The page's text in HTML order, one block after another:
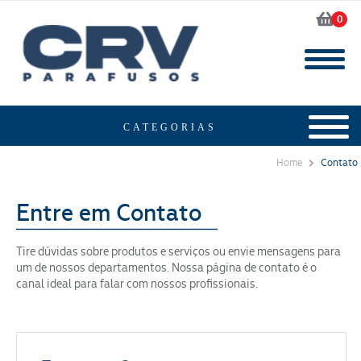
0
Home Contato
Entre em Contato
Tire dúvidas sobre produtos e serviços ou envie mensagens para
um de nossos departamentos. Nossa página de contato é o
canal ideal para falar com nossos profissionais.